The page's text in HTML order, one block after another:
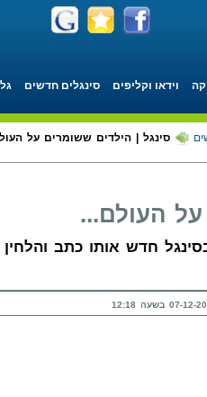
וידאו וקליפים סינגלים חדשים
סינגל | הילדים ששומרים על
העולם...
חדש אותו כתב